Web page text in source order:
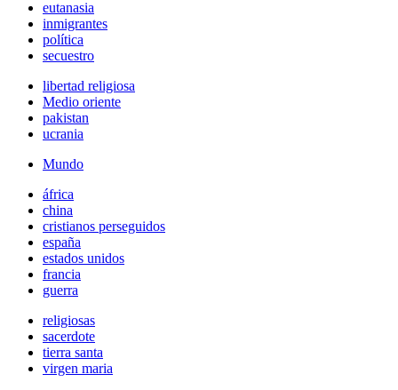
eutanasia
inmigrantes
política
secuestro
libertad religiosa
Medio oriente
pakistan
ucrania
Mundo
áfrica
china
cristianos perseguidos
españa
estados unidos
francia
guerra
religiosas
sacerdote
tierra santa
virgen maria